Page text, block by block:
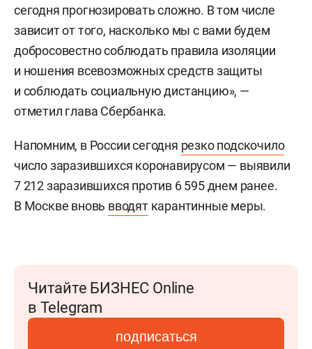
сегодня прогнозировать сложно. В том числе
зависит от того, насколько мы с вами будем
добросовестно соблюдать правила изоляции
и ношения всевозможных средств защиты
и соблюдать социальную дистанцию», —
отметил глава Сбербанка.
Напомним, в России сегодня резко подскочило
число заразившихся коронавирусом — выявили
7 212 заразившихся против 6 595 днем ранее.
В Москве вновь вводяткарантинные меры.
Читайте БИЗНЕС Online
в Telegram
подписаться